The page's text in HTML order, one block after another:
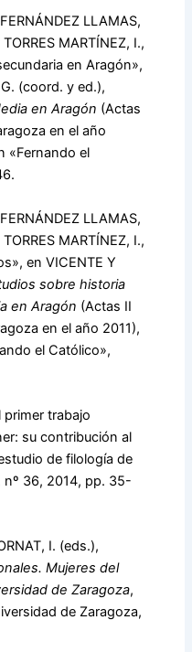
LLAMAS,
MARTÍNEZ, I.,
en Aragón»,
G. (coord. y ed.),
en Aragón (Actas
en el año
«Fernando el
LLAMAS,
MARTÍNEZ, I.,
en VICENTE Y
sobre historia
en Aragón (Actas II
en el año 2011),
el Católico»,
primer trabajo
su contribución al
de filología de
nº 36, 2014, pp. 35-
I. (eds.),
Mujeres del
de Zaragoza,
de Zaragoza,